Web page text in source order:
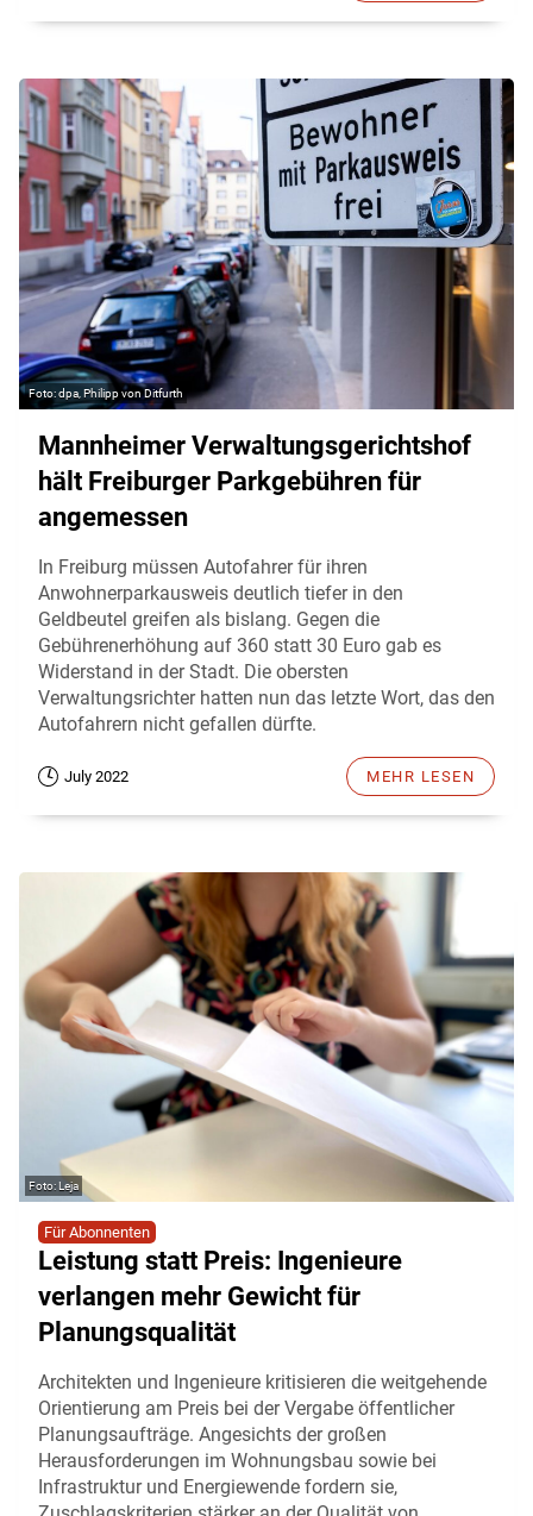
dpa, Philipp von Ditfurth
Mannheimer Verwaltungsgerichtshof
hält Freiburger Parkgebühren für
angemessen
In Freiburg müssen Autofahrer für ihren
Anwohnerparkausweis deutlich tiefer in den
Geldbeutel greifen als bislang. Gegen die
Gebührenerhöhung auf 360 statt 30 Euro gab es
Widerstand in der Stadt. Die obersten
Verwaltungsrichter hatten nun das letzte Wort, das den
Autofahrern nicht gefallen dürfte.
July 2022 MEHR LESEN
Leja
Für Abonnenten
Leistung statt Preis: Ingenieure
verlangen mehr Gewicht für
Planungsqualität
Architekten und Ingenieure kritisieren die weitgehende
Orientierung am Preis bei der Vergabe öffentlicher
Planungsaufträge. Angesichts der großen
Herausforderungen im Wohnungsbau sowie bei
Infrastruktur und Energiewende fordern sie,